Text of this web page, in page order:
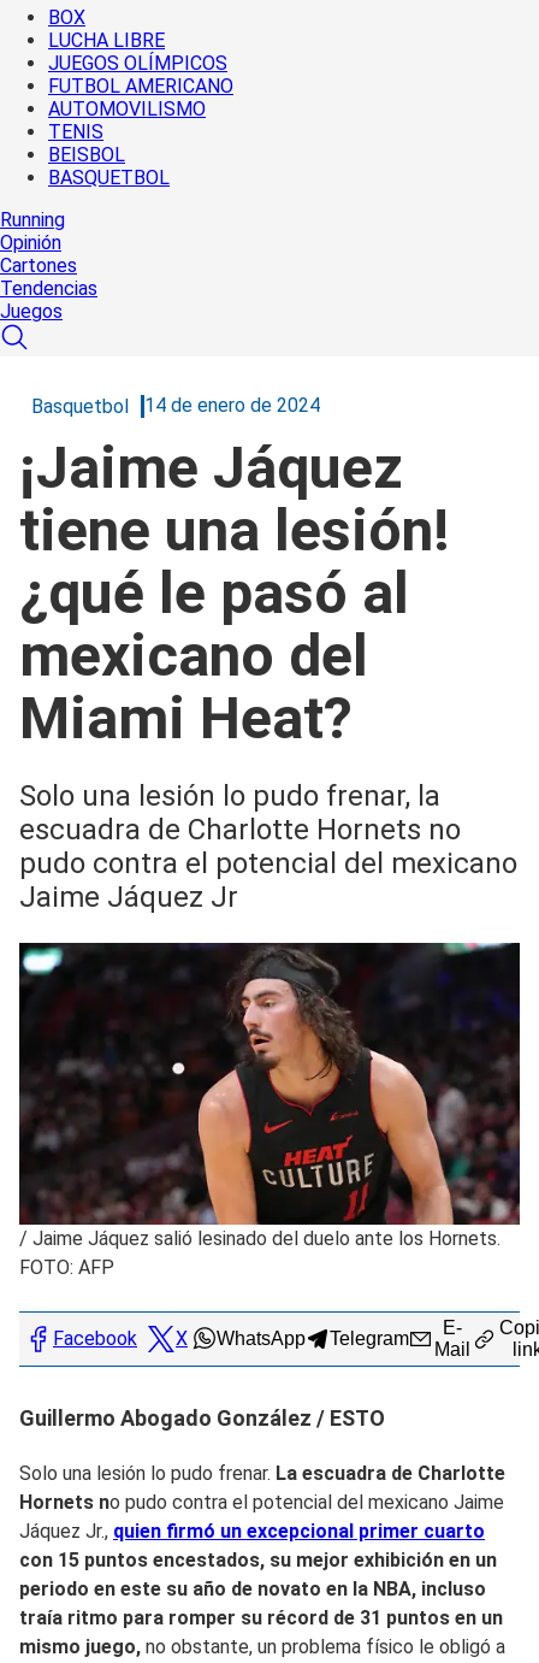
BOX
LUCHA LIBRE
JUEGOS OLÍMPICOS
FUTBOL AMERICANO
AUTOMOVILISMO
TENIS
BEISBOL
BASQUETBOL
Running
Opinión
Cartones
Tendencias
Juegos
Basquetbol 14 de enero de 2024
¡Jaime Jáquez
tiene una lesión!
¿qué le pasó al
mexicano del
Miami Heat?
Solo una lesión lo pudo frenar, la
escuadra de Charlotte Hornets no
pudo contra el potencial del mexicano
Jaime Jáquez Jr
/ Jaime Jáquez salió lesinado del duelo ante los Hornets.
FOTO: AFP
Facebook X WhatsApp Telegram
E-
Mail
Guillermo Abogado González / ESTO
Solo una lesión lo pudo frenar. La escuadra de Charlotte
Hornets no pudo contra el potencial del mexicano Jaime
Jáquez Jr., quien firmó un excepcional primer cuarto
con 15 puntos encestados, su mejor exhibición en un
periodo en este su año de novato en la NBA, incluso
traía ritmo para romper su récord de 31 puntos en un
mismo juego, no obstante, un problema físico le obligó a